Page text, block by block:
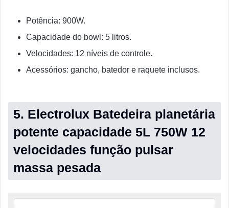
Potência: 900W.
Capacidade do bowl: 5 litros.
Velocidades: 12 níveis de controle.
Acessórios: gancho, batedor e raquete inclusos.
5. Electrolux Batedeira planetária
potente capacidade 5L 750W 12
velocidades função pulsar
massa pesada